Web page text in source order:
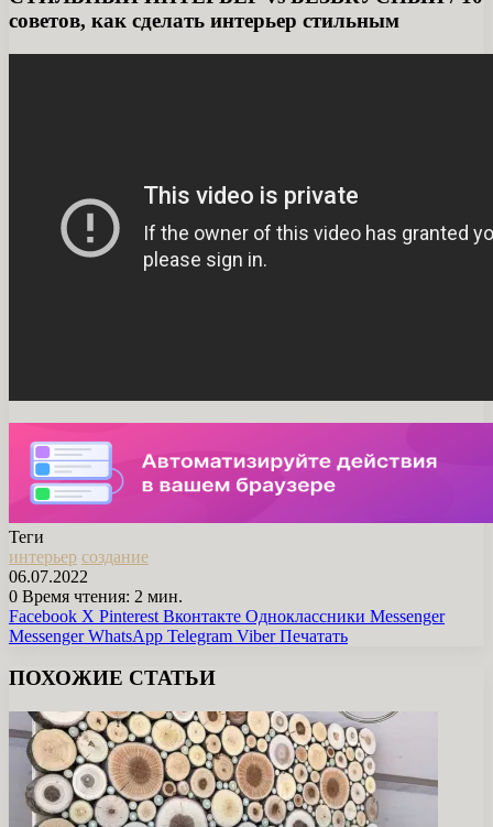
советов, как сделать интерьер стильным
Теги
интерьер создание
06.07.2022
0 Время чтения: 2 мин.
Facebook X Pinterest Вконтакте Одноклассники Messenger
Messenger WhatsApp Telegram Viber Печатать
ПОХОЖИЕ СТАТЬИ